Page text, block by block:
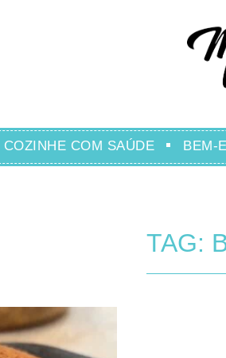
COZINHE COM SAÚDE BEM-
TAG: